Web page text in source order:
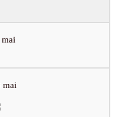
mai
mai